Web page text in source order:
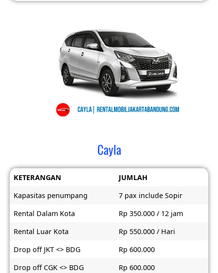
Cayla
KETERANGAN
JUMLAH
Kapasitas penumpang
7 pax include Sopir
Rental Dalam Kota
Rp 350.000 / 12 jam
Rental Luar Kota
Rp 550.000 / Hari
Drop off JKT <> BDG
Rp 600.000
Drop off CGK <> BDG
Rp 600.000